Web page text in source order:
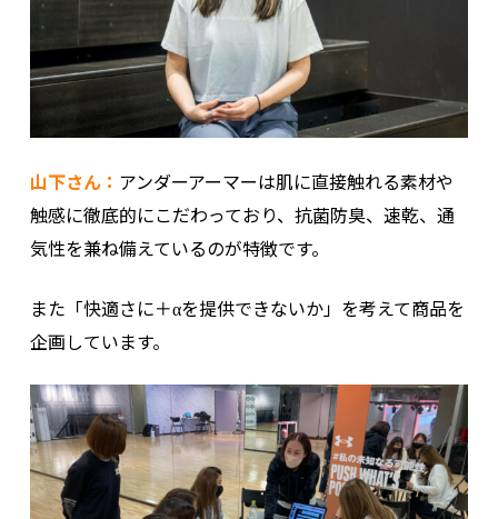
山下さん： アンダーアーマーは肌に直接触れる素材や
触感に徹底的にこだわっており、抗菌防臭、速乾、通
気性を兼ね備えているのが特徴です。
また「快適さに＋αを提供できないか」を考えて商品を
企画しています。